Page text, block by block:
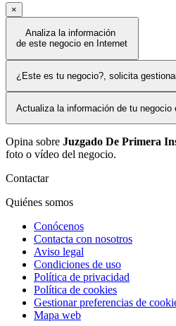
×
Analiza la información
de este negocio en Internet
¿Este es tu negocio?, solicita
Actualiza la información de tu negocio
Opina sobre Juzgado De Primera
foto o vídeo del negocio.
Contactar
Quiénes somos
Conócenos
Contacta con nosotros
Aviso legal
Condiciones de uso
Política de privacidad
Política de cookies
Gestionar preferencias de
Mapa web